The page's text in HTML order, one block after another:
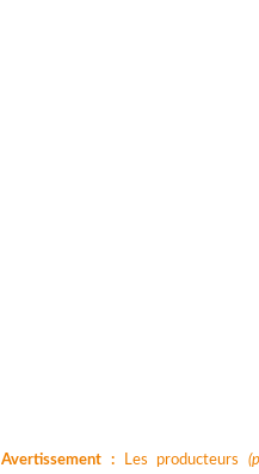
Avertissement : Les producteurs